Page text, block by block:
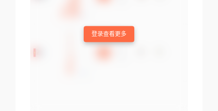
登录查看更多